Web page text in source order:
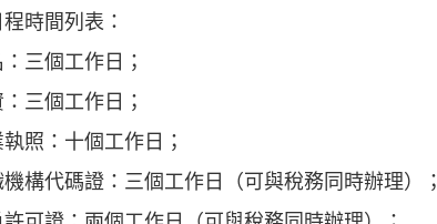
時間列表：
三個工作日；
三個工作日；
照：十個工作日；
構代碼證：三個工作日（可與稅務同時辦理）；